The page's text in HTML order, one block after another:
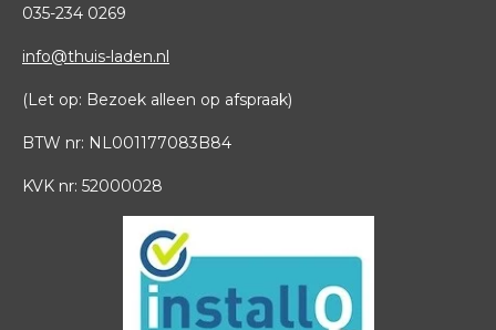
035-234 0269
info@thuis-laden.nl
(Let op: Bezoek alleen op afspraak)
BTW nr: NL001177083B84
KVK nr: 52000028